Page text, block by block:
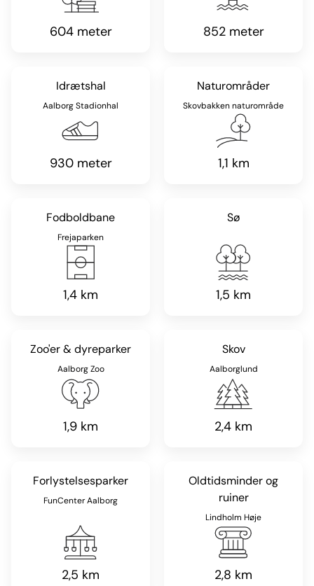
604 meter 852 meter
Idrætshal
Aalborg Stadionhal
930 meter
Naturområder
Skovbakken naturområde
1,1 km
Fodboldbane
Frejaparken
1,4 km
Sø
1,5 km
Zoo'er & dyreparker
Aalborg Zoo
1,9 km
Skov
Aalborglund
2,4 km
Forlystelsesparker
FunCenter Aalborg
2,5 km
Oldtidsminder og
ruiner
Lindholm Høje
2,8 km